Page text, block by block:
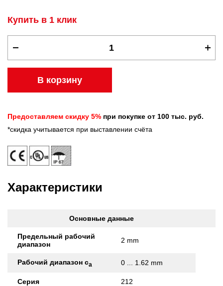
Купить в 1 клик
В корзину
Предоставляем скидку 5% при покупке от 100 тыс. руб.
*скидка учитывается при выставлении счёта
Характеристики
Основные данные
Предельный рабочий
диапазон
2 mm
Рабочий диапазон са 0 ... 1.62 mm
Серия 212